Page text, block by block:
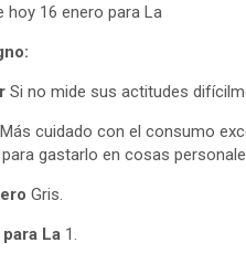
hoy 16 enero para La
Si no mide sus actitudes
Más cuidado con el consumo
gastarlo en cosas
Gris.
La 1.